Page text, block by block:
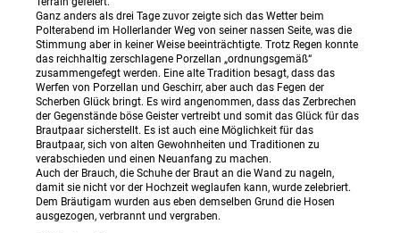
Ganz anders als drei Tage zuvor zeigte sich das Wetter beim
Polterabend im Hollerlander Weg von seiner nassen Seite, was die
Stimmung aber in keiner Weise beeinträchtigte. Trotz Regen konnte
das reichhaltig zerschlagene Porzellan „ordnungsgemäß“
zusammengefegt werden. Eine alte Tradition besagt, dass das
Werfen von Porzellan und Geschirr, aber auch das Fegen der
Scherben Glück bringt. Es wird angenommen, dass das Zerbrechen
der Gegenstände böse Geister vertreibt und somit das Glück für das
Brautpaar sicherstellt. Es ist auch eine Möglichkeit für das
Brautpaar, sich von alten Gewohnheiten und Traditionen zu
verabschieden und einen Neuanfang zu machen.
Auch der Brauch, die Schuhe der Braut an die Wand zu nageln,
damit sie nicht vor der Hochzeit weglaufen kann, wurde zelebriert.
Dem Bräutigam wurden aus eben demselben Grund die Hosen
ausgezogen, verbrannt und vergraben.